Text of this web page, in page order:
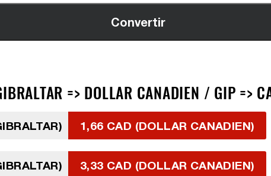
=> DOLLAR CANADIEN / GIP =>
1,66 CAD (DOLLAR CANADIEN)
3,33 CAD (DOLLAR CANADIEN)